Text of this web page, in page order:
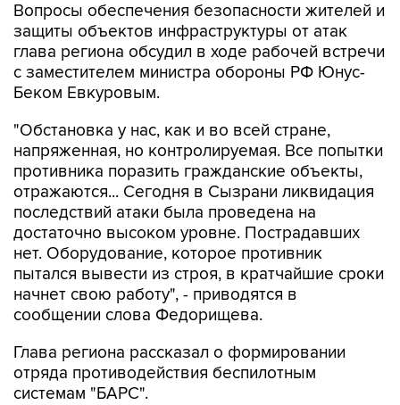
Вопросы обеспечения безопасности жителей и
защиты объектов инфраструктуры от атак
глава региона обсудил в ходе рабочей встречи
с заместителем министра обороны РФ Юнус-
Беком Евкуровым.
"Обстановка у нас, как и во всей стране,
напряженная, но контролируемая. Все попытки
противника поразить гражданские объекты,
отражаются... Сегодня в Сызрани ликвидация
последствий атаки была проведена на
достаточно высоком уровне. Пострадавших
нет. Оборудование, которое противник
пытался вывести из строя, в кратчайшие сроки
начнет свою работу", - приводятся в
сообщении слова Федорищева.
Глава региона рассказал о формировании
отряда противодействия беспилотным
системам "БАРС".